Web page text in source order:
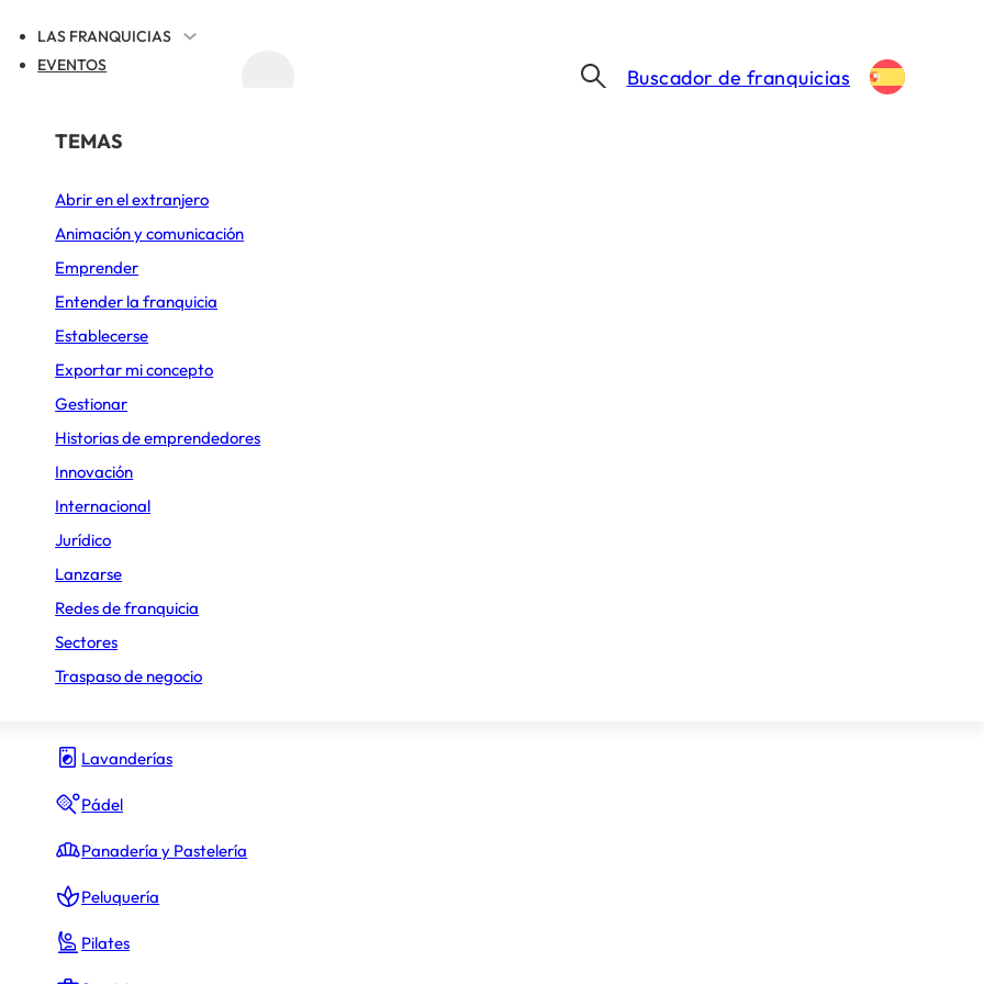
LAS FRANQUICIAS
POR SECTOR
Alimentación
Cafeterías
Comida rápida
Deportes y Ocio
Diseño de cocinas
Hamburguesas
Heladerías
Hostelería y Restauración
Lavanderías
Pádel
Panadería y Pastelería
Peluquería
Pilates
EVENTOS
TEMAS
Abrir en el extranjero
Animación y comunicación
Emprender
Entender la franquicia
Establecerse
Exportar mi concepto
Gestionar
Historias de emprendedores
Innovación
Internacional
Jurídico
Lanzarse
Redes de franquicia
Sectores
Traspaso de negocio
Buscador de franquicias
de entrada (